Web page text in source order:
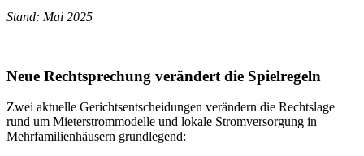
Stand: Mai 2025
Neue Rechtsprechung verändert die Spielregeln
Zwei aktuelle Gerichtsentscheidungen verändern die Rechtslage
rund um Mieterstrommodelle und lokale Stromversorgung in
Mehrfamilienhäusern grundlegend: